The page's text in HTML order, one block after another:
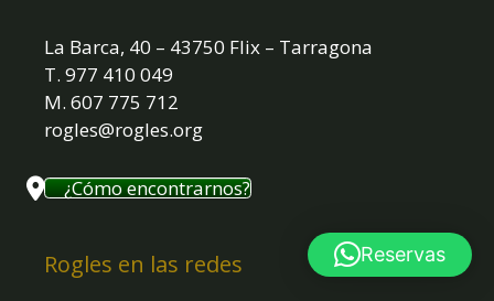
La Barca, 40 – 43750 Flix – Tarragona
T. 977 410 049
M. 607 775 712
rogles@rogles.org
¿Cómo encontrarnos?
Rogles en las redes Reservas